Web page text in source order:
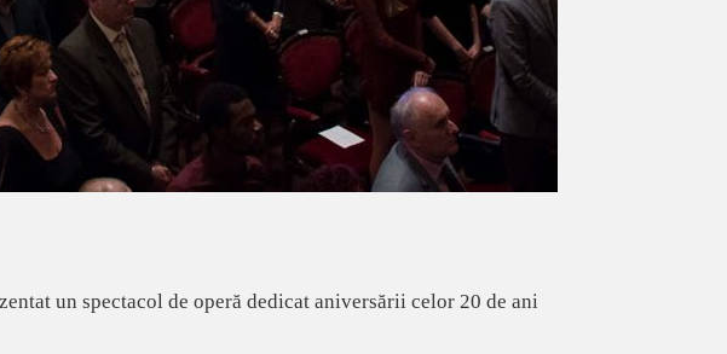
un spectacol de operă dedicat aniversării celor 20 de ani